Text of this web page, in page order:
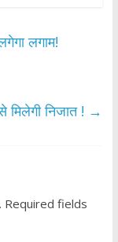
लगाम!
मिलेगी निजात ! →
Required fields